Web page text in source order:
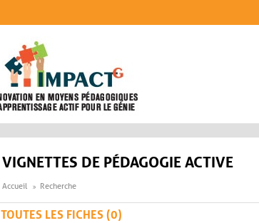
VIGNETTES DE PÉDAGOGIE ACTIVE
Accueil Recherche
TOUTES LES FICHES (0)